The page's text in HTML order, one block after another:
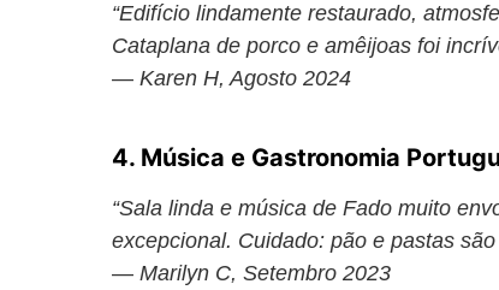
“Edifício lindamente restaurado,
Cataplana de porco e amêijoas foi
— Karen H, Agosto 2024
4. Música e Gastronomia
“Sala linda e música de Fado muito
excepcional. Cuidado: pão e pastas
— Marilyn C, Setembro 2023